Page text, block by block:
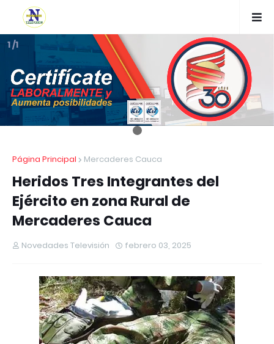
1 /1
Página Principal Mercaderes Cauca
Heridos Tres Integrantes del
Ejército en zona Rural de
Mercaderes Cauca
Novedades Televisión febrero 03, 2025